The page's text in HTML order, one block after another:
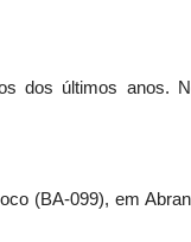
dos últimos anos.
(BA-099), em